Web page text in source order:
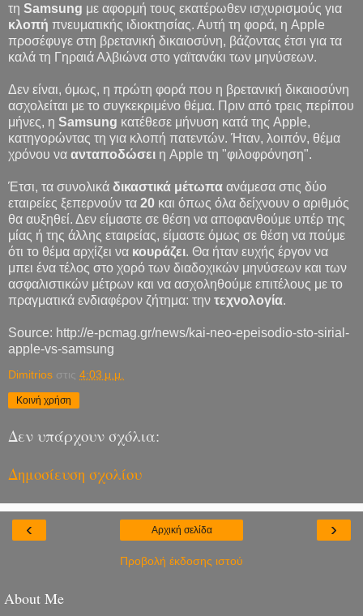
τη Samsung με αφορμή τους εκατέρωθεν ισχυρισμούς για
κλοπή πνευματικής ιδιοκτησίας. Αυτή τη φορά, η Apple
προσέφυγε στη βρετανική δικαιοσύνη, βάζοντας έτσι για τα
καλά τη Γηραιά Αλβιώνα στο γαϊτανάκι των μηνύσεων.
Δεν είναι, όμως, η πρώτη φορά που η βρετανική δικαιοσύνη
ασχολείται με το συγκεκριμένο θέμα. Πριν από τρεις περίπου
μήνες, η Samsung κατέθεσε μήνυση κατά της Apple,
κατηγορώντας τη για κλοπή πατεντών. Ήταν, λοιπόν, θέμα
χρόνου να ανταποδώσει η Apple τη "φιλοφρόνηση".
Έτσι, τα συνολικά δικαστικά μέτωπα ανάμεσα στις δύο
εταιρείες ξεπερνούν τα 20 και όπως όλα δείχνουν ο αριθμός
θα αυξηθεί. Δεν είμαστε σε θέση να αποφανθούμε υπέρ της
μίας ή της άλλης εταιρείας, είμαστε όμως σε θέση να πούμε
ότι το θέμα αρχίζει να κουράζει. Θα ήταν ευχής έργον να
μπει ένα τέλος στο χορό των διαδοχικών μηνύσεων και των
ασφαλιστικών μέτρων και να ασχοληθούμε επιτέλους με το
πραγματικά ενδιαφέρον ζήτημα: την τεχνολογία.
Source: http://e-pcmag.gr/news/kai-neo-epeisodio-sto-sirial-
apple-vs-samsung
Dimitrios στις 4:03 μ.μ.
Κοινή χρήση
Δεν υπάρχουν σχόλια:
Δημοσίευση σχολίου
‹ ›
Αρχική σελίδα
Προβολή έκδοσης ιστού
About Me